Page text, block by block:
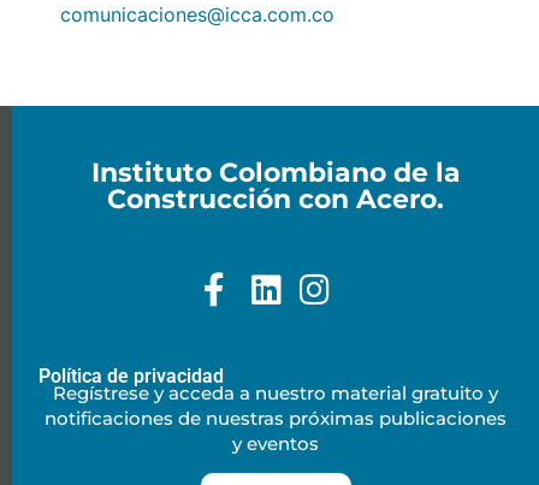
comunicaciones@icca.com.co
Instituto Colombiano de la
Construcción con Acero.
Política de privacidad
Regístrese y acceda a nuestro material gratuito y
notificaciones de nuestras próximas publicaciones
y eventos